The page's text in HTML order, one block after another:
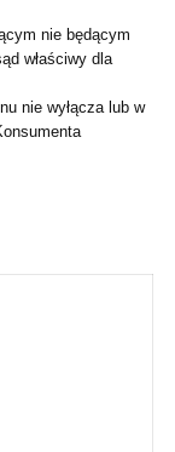
nie będącym
właściwy dla
nie wyłącza lub w